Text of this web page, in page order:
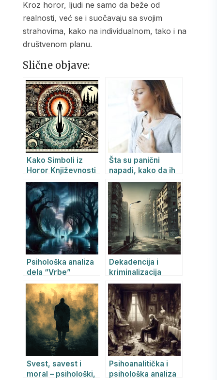
Kroz horor, ljudi ne samo da beže od
realnosti, već se i suočavaju sa svojim
strahovima, kako na individualnom, tako i na
društvenom planu.
Slične objave:
Kako Simboli iz
Horor Književnosti
Pomažu u
Prevazilaženju
Anksioznosti kroz
Jungovu
Transcendentnu
Funkciju
Šta su panični
napadi, kako da ih
prepoznate i kako
da ih pobedite?
Psihološka analiza
dela “Vrbe”
Algernona
Blekvuda
Dekadencija i
kriminalizacija
srpskog društva:
psihološka
perspektiva,
psihijatrijski uvid i
REBT pristup
Svest, savest i
moral – psihološki,
Psihoanalitička i
psihološka analiza